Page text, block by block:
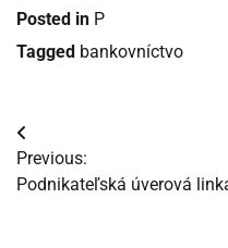
Posted in P
Tagged bankovníctvo
Navigácia
v
Previous:
Podnikateľská úverová